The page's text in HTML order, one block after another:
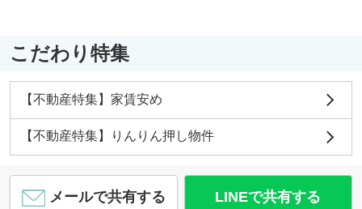
こだわり特集
【不動産特集】家賃安め
【不動産特集】りんりん押し物件
メールで共有する LINEで共有する